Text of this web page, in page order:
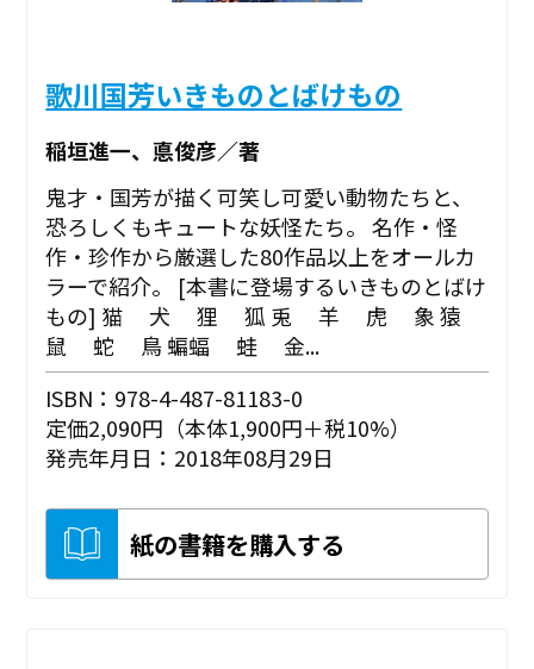
歌川国芳いきものとばけもの
稲垣進一、悳俊彦／著
鬼才・国芳が描く可笑し可愛い動物たちと、
恐ろしくもキュートな妖怪たち。 名作・怪
作・珍作から厳選した80作品以上をオールカ
ラーで紹介。 [本書に登場するいきものとばけ
もの] 猫 犬 狸 狐 兎 羊 虎 象 猿
鼠 蛇 鳥 蝙蝠 蛙 金...
ISBN：978-4-487-81183-0
定価2,090円（本体1,900円＋税10%）
発売年月日：2018年08月29日
紙の書籍を購入する